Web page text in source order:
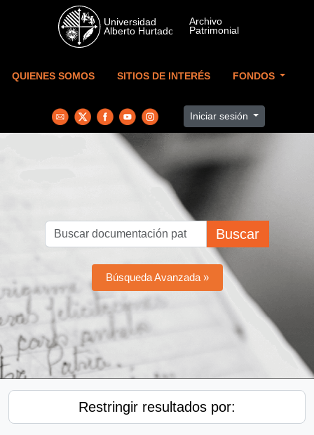
Skip to main content
QUIENES SOMOS SITIOS DE INTERÉS FONDOS
Iniciar sesión
Buscar
Búsqueda Avanzada »
Restringir resultados por: